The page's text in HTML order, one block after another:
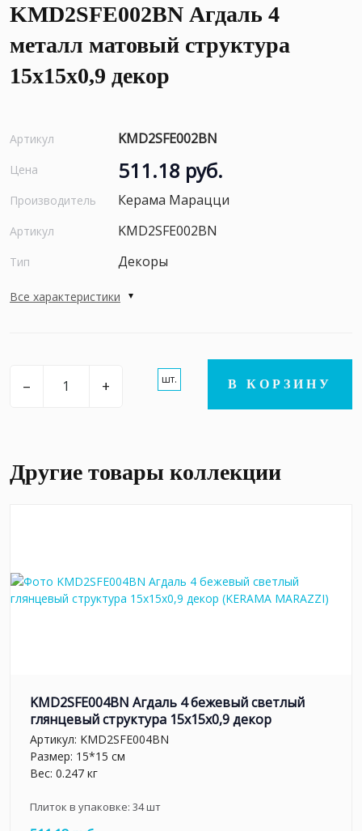
KMD2SFE002BN Агдаль 4
металл матовый структура
15x15x0,9 декор
Артикул KMD2SFE002BN
Цена 511.18 руб.
Производитель Керама Марацци
Артикул KMD2SFE002BN
Тип Декоры
Все характеристики
– + шт. В КОРЗИНУ
Другие товары коллекции
KMD2SFE004BN Агдаль 4 бежевый светлый
глянцевый структура 15x15x0,9 декор
Артикул: KMD2SFE004BN
Размер: 15*15 см
Вес: 0.247 кг
Плиток в упаковке: 34шт